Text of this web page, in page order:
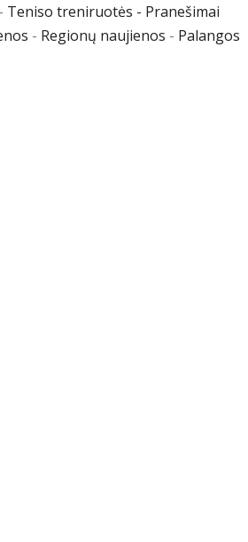
- Teniso treniruotės - Pranešimai
- Regionų naujienos - Palangos